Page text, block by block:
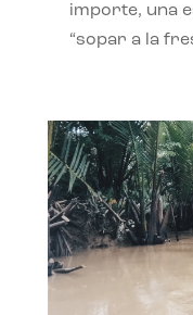
importe, una
“sopar a la